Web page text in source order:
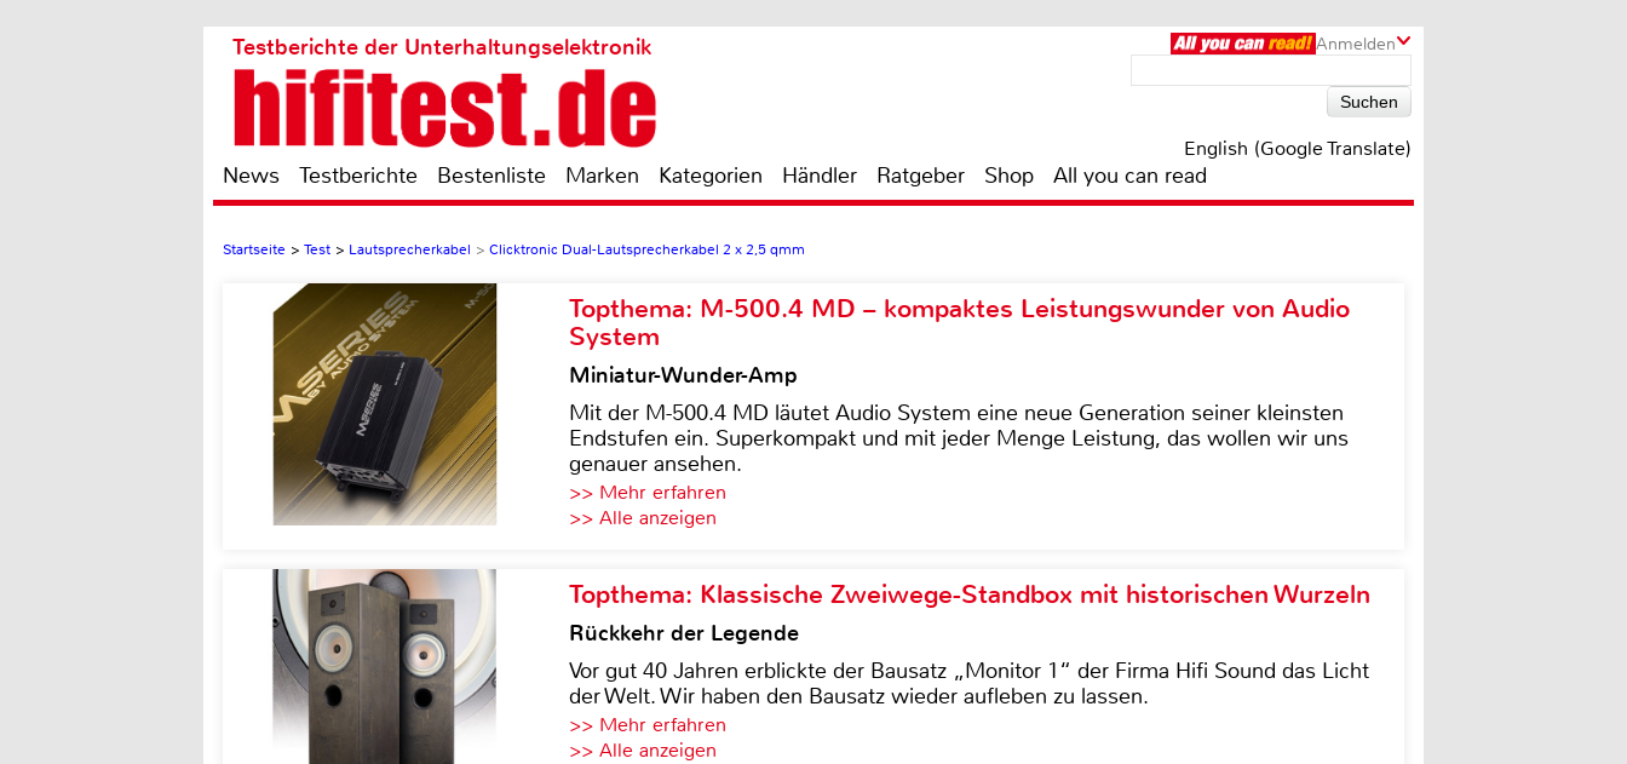
Anmelden
Testberichte der Unterhaltungselektronik
English (Google Translate)
News Testberichte Bestenliste Marken Kategorien Händler Ratgeber Shop All you can read
Startseite > Test > Lautsprecherkabel > Clicktronic Dual-Lautsprecherkabel 2 x 2,5 qmm
Topthema: M-500.4 MD – kompaktes Leistungswunder von Audio
System
Miniatur-Wunder-Amp
Mit der M-500.4 MD läutet Audio System eine neue Generation seiner kleinsten
Endstufen ein. Superkompakt und mit jeder Menge Leistung, das wollen wir uns
genauer ansehen.
>> Mehr erfahren
>> Alle anzeigen
Topthema: Klassische Zweiwege-Standbox mit historischen Wurzeln
Rückkehr der Legende
Vor gut 40 Jahren erblickte der Bausatz „Monitor 1“ der Firma Hifi Sound das Licht
der Welt. Wir haben den Bausatz wieder aufleben zu lassen.
>> Mehr erfahren
>> Alle anzeigen